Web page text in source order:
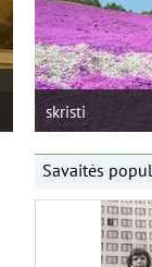
skristi
Savaitės